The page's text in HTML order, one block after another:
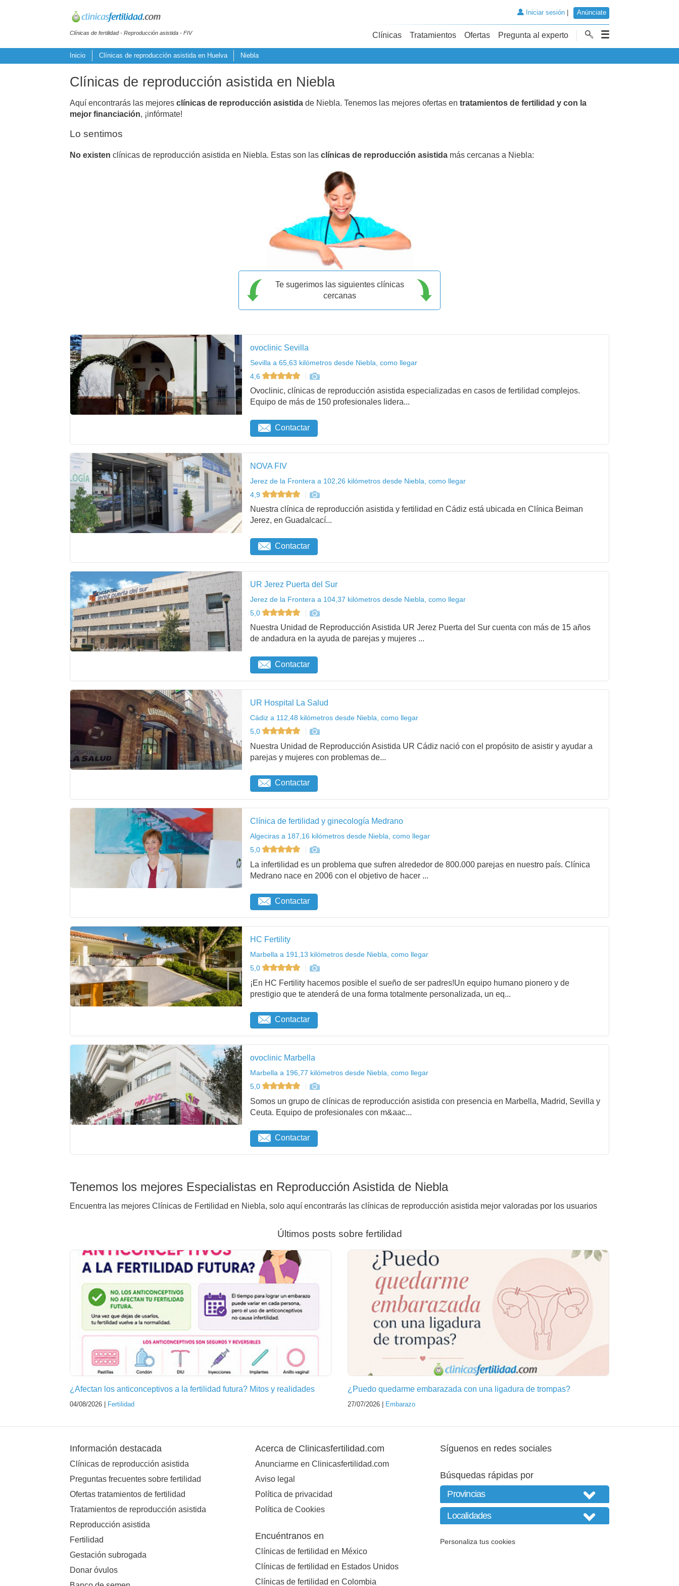
Clínicas de fertilidad - Reproducción asistida - FIV
Iniciar sesión| Anúnciate
Clínicas Tratamientos Ofertas Pregunta al experto
Inicio Clínicas de reproducción asistida en Huelva Niebla
Clínicas de reproducción asistida en Niebla
Aquí encontrarás las mejores clínicas de reproducción asistida de Niebla. Tenemos las mejores ofertas en tratamientos de fertilidad y con la
mejor financiación, ¡infórmate!
Lo sentimos
No existen clínicas de reproducción asistida en Niebla. Estas son las clínicas de reproducción asistida más cercanas a Niebla:
Te sugerimos las siguientes clínicas
cercanas
ovoclinic Sevilla
Sevilla a 65,63 kilómetros desde Niebla, como llegar
4,6
Ovoclinic, clínicas de reproducción asistida especializadas en casos de fertilidad complejos.
Equipo de más de 150 profesionales lidera...
Contactar
NOVA FIV
Jerez de la Frontera a 102,26 kilómetros desde Niebla, como llegar
4,9
Nuestra clínica de reproducción asistida y fertilidad en Cádiz está ubicada en Clínica Beiman
Jerez, en Guadalcací...
Contactar
UR Jerez Puerta del Sur
Jerez de la Frontera a 104,37 kilómetros desde Niebla, como llegar
5,0
Nuestra Unidad de Reproducción Asistida UR Jerez Puerta del Sur cuenta con más de 15 años
de andadura en la ayuda de parejas y mujeres ...
Contactar
UR Hospital La Salud
Cádiz a 112,48 kilómetros desde Niebla, como llegar
5,0
Nuestra Unidad de Reproducción Asistida UR Cádiz nació con el propósito de asistir y ayudar a
parejas y mujeres con problemas de...
Contactar
Clínica de fertilidad y ginecología Medrano
Algeciras a 187,16 kilómetros desde Niebla, como llegar
5,0
La infertilidad es un problema que sufren alrededor de 800.000 parejas en nuestro país. Clínica
Medrano nace en 2006 con el objetivo de hacer ...
Contactar
HC Fertility
Marbella a 191,13 kilómetros desde Niebla, como llegar
5,0
¡En HC Fertility hacemos posible el sueño de ser padres!Un equipo humano pionero y de
prestigio que te atenderá de una forma totalmente personalizada, un eq...
Contactar
ovoclinic Marbella
Marbella a 196,77 kilómetros desde Niebla, como llegar
5,0
Somos un grupo de clínicas de reproducción asistida con presencia en Marbella, Madrid, Sevilla y
Ceuta. Equipo de profesionales con m&aac...
Contactar
Tenemos los mejores Especialistas en Reproducción Asistida de Niebla
Encuentra las mejores Clínicas de Fertilidad en Niebla, solo aquí encontrarás las clínicas de reproducción asistida mejor valoradas por los usuarios
Últimos posts sobre fertilidad
¿Afectan los anticonceptivos a la fertilidad futura? Mitos y realidades
04/08/2026 | Fertilidad
¿Puedo quedarme embarazada con una ligadura de trompas?
27/07/2026 | Embarazo
Información destacada
Clínicas de reproducción asistida
Preguntas frecuentes sobre fertilidad
Ofertas tratamientos de fertilidad
Tratamientos de reproducción asistida
Reproducción asistida
Fertilidad
Gestación subrogada
Donar óvulos
Acerca de Clinicasfertilidad.com
Anunciarme en Clinicasfertilidad.com
Aviso legal
Política de privacidad
Política de Cookies
Encuéntranos en
Clínicas de fertilidad en México
Clínicas de fertilidad en Estados Unidos
Clínicas de fertilidad en Colombia
Síguenos en redes sociales
Búsquedas rápidas por
Personaliza tus cookies